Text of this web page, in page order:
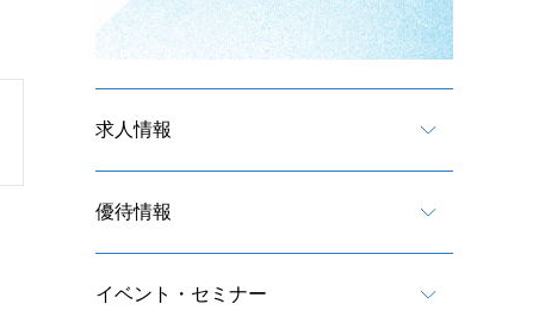
求人情報
優待情報
イベント・セミナー